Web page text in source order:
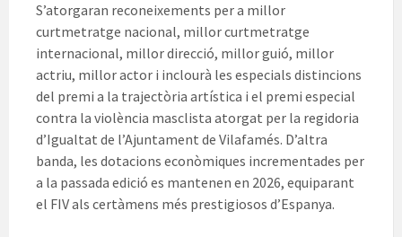
S’atorgaran reconeixements per a millor
curtmetratge nacional, millor curtmetratge
internacional, millor direcció, millor guió, millor
actriu, millor actor i inclourà les especials distincions
del premi a la trajectòria artística i el premi especial
contra la violència masclista atorgat per la regidoria
d’Igualtat de l’Ajuntament de Vilafamés. D’altra
banda, les dotacions econòmiques incrementades per
a la passada edició es mantenen en 2026, equiparant
el FIV als certàmens més prestigiosos d’Espanya.